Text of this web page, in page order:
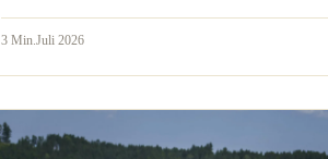
3 Min.Juli 2026